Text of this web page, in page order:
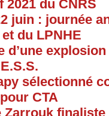
2021 du CNRS
juin : journée
et du LPNHE
d’une
sélectionné
CTA
Zarrouk